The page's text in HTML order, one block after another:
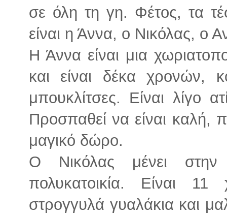
σε όλη τη γη. Φέτος, τα
είναι η Άννα, ο Νικόλας, ο
Η Άννα είναι μια
και είναι δέκα χρονών,
μπουκλίτσες. Είναι λίγο
Προσπαθεί να είναι καλή,
μαγικό δώρο.
Ο Νικόλας μένει
πολυκατοικία. Είναι
στρογγυλά γυαλάκια και